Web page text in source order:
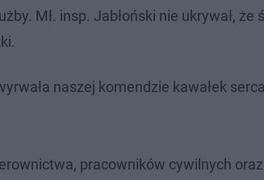
Mł. insp. Jabłoński nie ukrywał, że
naszej komendzie kawałek
pracowników cywilnych